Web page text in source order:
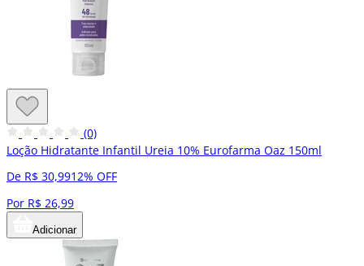
(0)
Loção Hidratante Infantil Ureia 10% Eurofarma Oaz 150ml
De R$ 30,9912% OFF
Por R$ 26,99
Adicionar